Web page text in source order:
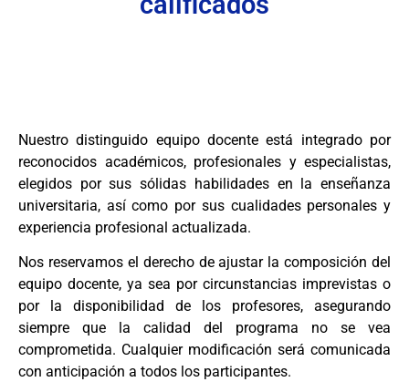
Nuestro distinguido equipo docente está integrado por
reconocidos académicos, profesionales y especialistas,
elegidos por sus sólidas habilidades en la enseñanza
universitaria, así como por sus cualidades personales y
experiencia profesional actualizada.
Nos reservamos el derecho de ajustar la composición del
equipo docente, ya sea por circunstancias imprevistas o
por la disponibilidad de los profesores, asegurando
siempre que la calidad del programa no se vea
comprometida. Cualquier modificación será comunicada
con anticipación a todos los participantes.